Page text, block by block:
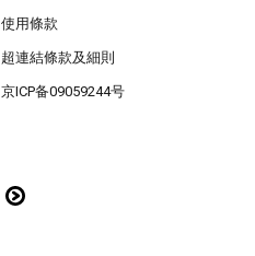
使用條款
超連結條款及細則
京ICP备09059244号